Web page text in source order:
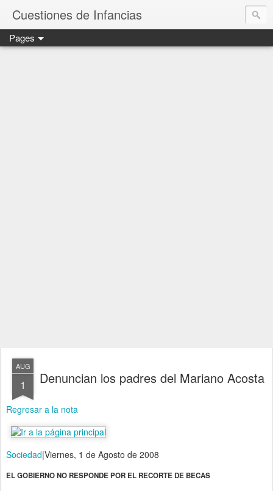
Cuestiones de Infancias
Pages
AUG
1 Denuncian los padres del Mariano Acosta
Regresar a la nota
Sociedad|Viernes, 1 de Agosto de 2008
EL GOBIERNO NO RESPONDE POR EL RECORTE DE BECAS